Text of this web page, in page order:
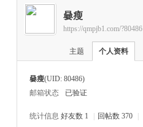
› ›
嘦瘦
https://qmpjb1.com/?80486
主题 个人资料
嘦瘦(UID: 80486)
邮箱状态
已验证
统计信息 好友数 1 回帖数 370